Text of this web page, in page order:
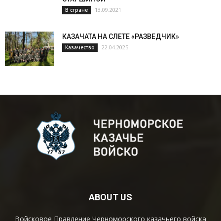
В стране 13.09.2021
КАЗАЧАТА НА СЛЕТЕ «РАЗВЕДЧИК»
Казачество 22.04.2025
ABOUT US
Войсковое Правление Черноморского казачьего войска